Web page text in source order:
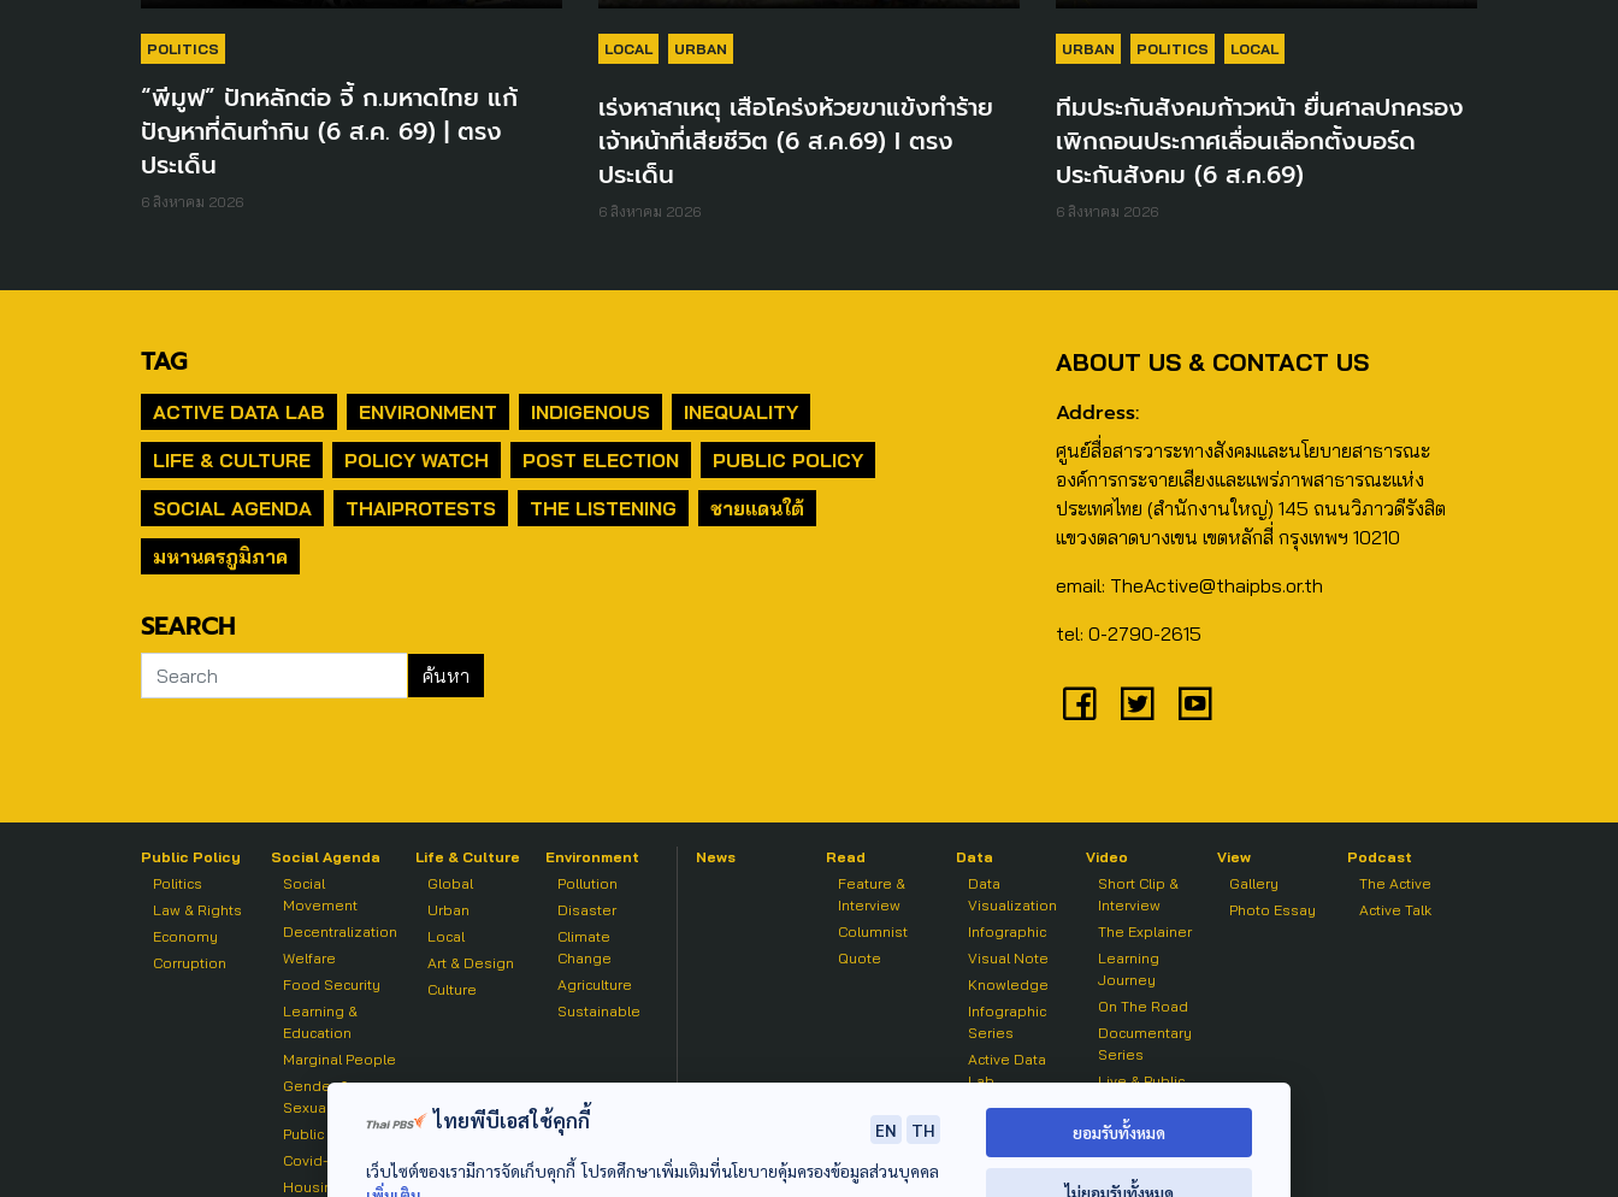
POLITICS
“พีมูฟ” ปักหลักต่อ จี้ ก.มหาดไทย แก้
ปัญหาที่ดินทำกิน (6 ส.ค. 69) | ตรง
ประเด็น
6 สิงหาคม 2026
LOCAL URBAN
เร่งหาสาเหตุ เสือโคร่งห้วยขาแข้งทำร้าย
เจ้าหน้าที่เสียชีวิต (6 ส.ค.69) I ตรง
ประเด็น
6 สิงหาคม 2026
URBAN POLITICS LOCAL
ทีมประกันสังคมก้าวหน้า ยื่นศาลปกครอง
เพิกถอนประกาศเลื่อนเลือกตั้งบอร์ด
ประกันสังคม (6 ส.ค.69)
6 สิงหาคม 2026
TAG
ACTIVE DATA LAB ENVIRONMENT INDIGENOUS
INEQUALITY
LIFE & CULTURE
POLICY WATCH POST ELECTION
PUBLIC POLICY
SOCIAL AGENDA
THAIPROTESTS THE LISTENING
ชายแดนใต้
มหานครภูมิภาค
SEARCH
ABOUT US & CONTACT US
Address:
ศูนย์สื่อสารวาระทางสังคมและนโยบายสาธารณะ
องค์การกระจายเสียงและแพร่ภาพสาธารณะแห่ง
ประเทศไทย (สำนักงานใหญ่) 145 ถนนวิภาวดีรังสิต
แขวงตลาดบางเขน เขตหลักสี่ กรุงเทพฯ 10210
email: TheActive@thaipbs.or.th
tel: 0-2790-2615
Public Policy
Politics
Law & Rights
Economy
Corruption
Social Agenda
Social
Movement
Decentralization
Welfare
Food Security
Learning &
Education
Marginal People
Gender &
Sexuality
Public Health
Covid-19
Housing
Life & Culture
Global
Urban
Local
Art & Design
Culture
Environment
Pollution
Disaster
Climate
Change
Agriculture
Sustainable
News
Read
Feature &
Interview
Columnist
Quote
Data
Data
Visualization
Infographic
Visual Note
Knowledge
Infographic
Series
Active Data
Lab
Video
Short Clip &
Interview
The Explainer
Learning
Journey
On The Road
Documentary
Series
Live & Public
On air Clip
View
Gallery
Photo Essay
Podcast
The Active
Active Talk
ไทยพีบีเอสใช้คุกกี้ EN
TH
เว็บไซต์ของเรามีการจัดเก็บคุกกี้ โปรดศึกษาเพิ่มเติมที่นโยบายคุ้มครองข้อมูลส่วนบุคคล
ยอมรับทั้งหมด
ไม่ยอมรับทั้งหมด